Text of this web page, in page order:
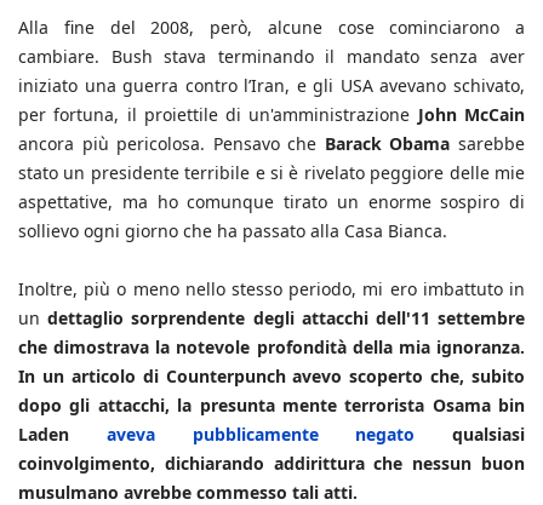
Alla fine del 2008, però, alcune cose cominciarono a
cambiare. Bush stava terminando il mandato senza aver
iniziato una guerra contro l’Iran, e gli USA avevano schivato,
per fortuna, il proiettile di un'amministrazione John McCain
ancora più pericolosa. Pensavo che Barack Obama sarebbe
stato un presidente terribile e si è rivelato peggiore delle mie
aspettative, ma ho comunque tirato un enorme sospiro di
sollievo ogni giorno che ha passato alla Casa Bianca.
Inoltre, più o meno nello stesso periodo, mi ero imbattuto in
undettaglio sorprendente degli attacchi dell'11 settembre
che dimostrava la notevole profondità della mia ignoranza.
In un articolo di Counterpunch avevo scoperto che, subito
dopo gli attacchi, la presunta mente terrorista Osama bin
Laden aveva pubblicamente negato qualsiasi
coinvolgimento, dichiarando addirittura che nessun buon
musulmano avrebbe commesso tali atti.